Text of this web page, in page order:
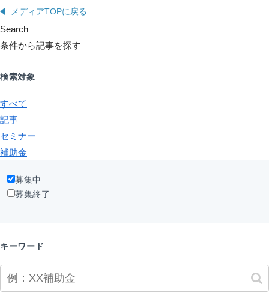
メディアTOPに戻る
Search
条件から記事を探す
検索対象
すべて
記事
セミナー
補助金
募集中
募集終了
キーワード